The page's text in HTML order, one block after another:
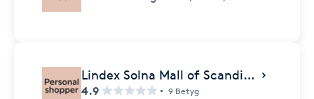
Lindex Solna Mall of Scandinavia
4.9 9 Betyg